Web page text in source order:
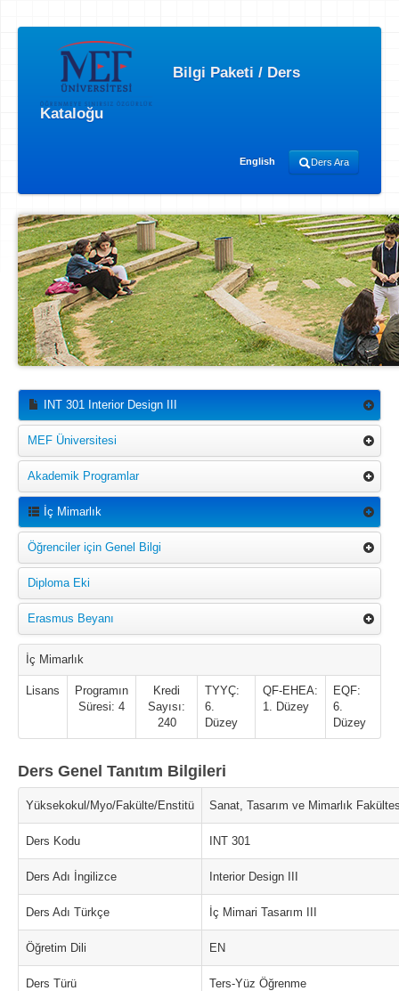
Bilgi Paketi / Ders
Kataloğu
English Ders Ara
INT 301 Interior Design III
MEF Üniversitesi
Akademik Programlar
İç Mimarlık
Öğrenciler için Genel Bilgi
Diploma Eki
Erasmus Beyanı
İç Mimarlık
Lisans
Programın
Süresi: 4
Kredi
Sayısı:
240
TYYÇ:
6.
Düzey
QF-EHEA:
1. Düzey
EQF:
6.
Düzey
Ders Genel Tanıtım Bilgileri
Yüksekokul/Myo/Fakülte/Enstitü Sanat, Tasarım ve Mimarlık
Ders Kodu INT 301
Ders Adı İngilizce Interior Design III
Ders Adı Türkçe İç Mimari Tasarım III
Öğretim Dili EN
Ders Türü Ters-Yüz Öğrenme